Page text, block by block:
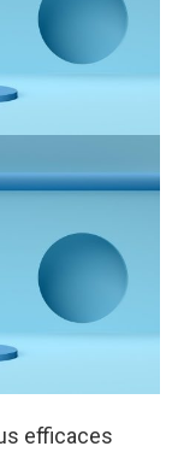
efficaces